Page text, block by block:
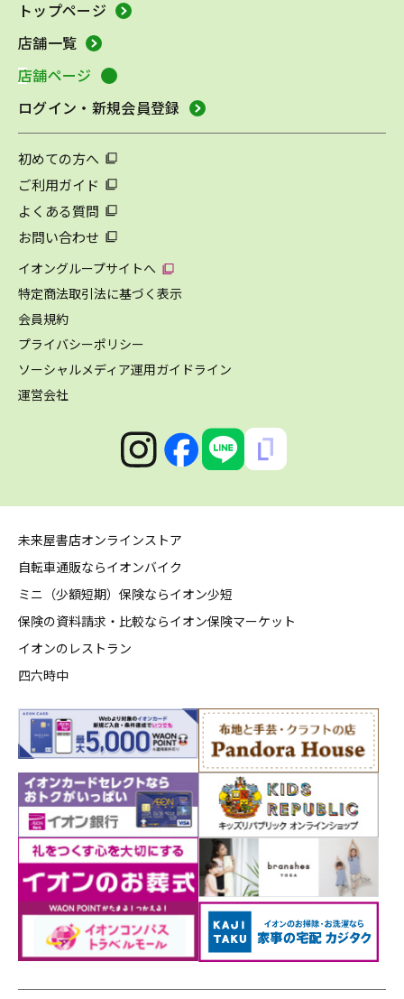
トップページ
店舗一覧
店舗ページ
ログイン・新規会員登録
初めての方へ
ご利用ガイド
よくある質問
お問い合わせ
イオングループサイトへ
特定商法取引法に基づく表示
会員規約
プライバシーポリシー
ソーシャルメディア運用ガイドライン
運営会社
未来屋書店オンラインストア
自転車通販ならイオンバイク
ミニ（少額短期）保険ならイオン少短
保険の資料請求・比較ならイオン保険マーケット
イオンのレストラン
四六時中